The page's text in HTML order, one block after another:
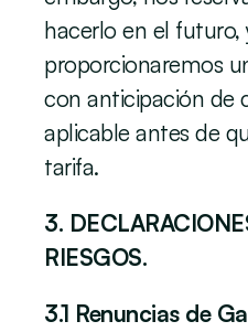
hacerlo en el futuro,
proporcionaremos
con anticipación de
aplicable antes de
tarifa.
3.
RIESGOS.
3.1 Renuncias de